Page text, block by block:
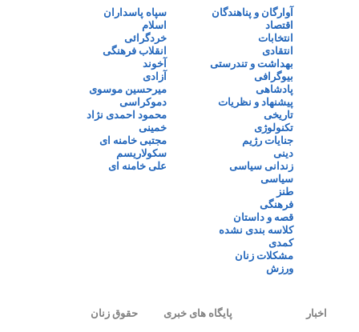
آوارگان و پناهندگان
اقتصاد
انتخابات
انتقادی
بهداشت و تندرستی
بیوگرافی
پادشاهی
پیشنهاد و نظریات
تاریخی
تکنولوژی
جنایات رژیم
دینی
زندانی سیاسی
سیاسی
طنز
فرهنگی
قصه و داستان
کلاسه بندی نشده
کمدی
مشکلات زنان
ورزش
سپاه پاسداران
اسلام
خردگرائی
انقلاب فرهنگی
آخوند
آزادی
میرحسین موسوی
دموکراسی
محمود احمدی نژاد
خمینی
مجتبی خامنه ای
سکولاریسم
علی خامنه ای
اخبار پایگاه های خبری حقوق زنان